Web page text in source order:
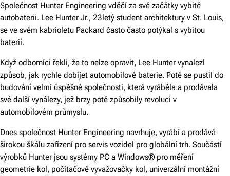
50. léta 20. století
60. léta 20. století
80. léta 20. století
90. léta 20. století
První dekáda 21. století
První dekáda 20. století
20. léta 20. století
Společnost Hunter Engineering vděčí za své začátky vybité
autobaterii. Lee Hunter Jr., 23letý student architektury v St. Louis,
se ve svém kabrioletu Packard často často potýkal s vybitou
baterií.
Když odborníci řekli, že to nelze opravit, Lee Hunter vynalezl
způsob, jak rychle dobíjet automobilové baterie. Poté se pustil do
budování velmi úspěšné společnosti, která vyráběla a prodávala
své další vynálezy, jež brzy poté způsobily revoluci v
automobilovém průmyslu.
Dnes společnost Hunter Engineering navrhuje, vyrábí a prodává
širokou škálu zařízení pro servis vozidel pro globální trh. Součástí
výrobků Hunter jsou systémy PC a Windows® pro měření
geometrie kol, počítačové vyvažovačky kol, univerzální montážní